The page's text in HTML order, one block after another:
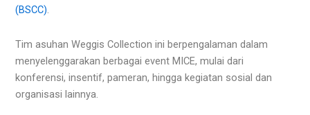
(BSCC).
Tim asuhan Weggis Collection ini berpengalaman dalam
menyelenggarakan berbagai event MICE, mulai dari
konferensi, insentif, pameran, hingga kegiatan sosial dan
organisasi lainnya.